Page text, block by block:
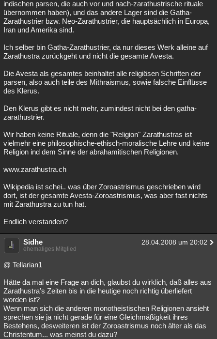
indischen parsen, die auch vor und nach-zarathustrische rituale
übernommen haben), und das andere Lager sind die Gatha-
Zarathustrier bzw. Neo-Zarathustrier, die hauptsächlich in Europa,
Iran und Amerika sind.
Ich selber bin Gatha-Zarathustrier, da nur dieses Werk alleine auf
Zarathustra zurückgeht und nicht die gesamte Avesta.
Die Avesta als gesamtes beinhaltet alle religiösen Schriften der
parsen, also auch teile des Mithraismus, sowie falsche Einflüsse
des Klerus.
Den Klerus gibt es nicht mehr, zumindest nicht bei den gatha-
zarathustrier.
Wir haben keine Rituale, denn die "Religion" Zarathustras ist
vielmehr eine philosophische-ethisch-moralische Lehre und keine
Religion ind dem Sinne der abrahamitischen Religionen.
www.zarathustra.ch
Wikipedia ist schei.. was über Zoroastrismus geschrieben wird
dort, ist der gesamte Avesta-Zoroastrismus, was aber fast nichts
mit Zarathustra zu tun hat.
Endlich verstanden?
Sidhe 28.04.2008 um 20:02
ehemaliges Mitglied
@ Tellarian1
Hätte da mal eine Frage an dich, glaubst du wirklich, daß alles aus
Zarathustra's Zeiten bis in die heutige noch richtig überliefert
worden ist?
Wenn man sich die anderen monotheistischen Religionen ansieht
sprechen sie ja nicht gerade für eine Gleichmäßigkeit ihres
Bestehens, desweiteren ist der Zoroastrismus noch älter als das
Christentum... was meinst du dazu?